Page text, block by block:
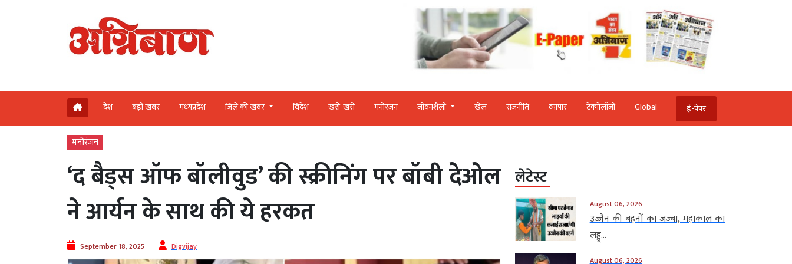
देश बड़ी खबर मध्‍यप्रदेश जिले की खबर विदेश खरी-खरी मनोरंजन जीवनशैली खेल राजनीति व्‍यापार टेक्‍नोलॉजी Global ई-पेपर
मनोरंजन
‘द बैड्स ऑफ बॉलीवुड’ की स्क्रीनिंग पर बॉबी देओल
ने आर्यन के साथ की ये हरकत
September 18, 2025 Digvijay
लेटेस्ट
August 06, 2026
उज्जैन की बहनों का जज्बा, महाकाल का
लड्डू...
August 06, 2026